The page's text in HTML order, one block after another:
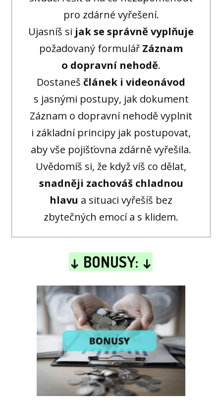
pro zdárné vyřešení.
Ujasníš si jak se správně vyplňuje
požadovaný formulář Záznam
o dopravní nehodě.
Dostaneš článek i videonávod
s jasnými postupy, jak dokument
Záznam o dopravní nehodě vyplnit
i základní principy jak postupovat,
aby vše pojišťovna zdárně vyřešila.
Uvědomíš si, že když víš co dělat,
snadněji zachováš chladnou
hlavu a situaci vyřešíš bez
zbytečných emocí a s klidem.
↓ BONUSY: ↓